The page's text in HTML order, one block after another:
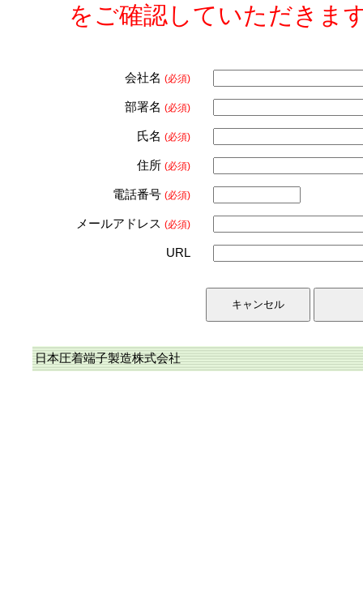
をご確認していただきま
会社名 (必須)
部署名 (必須)
氏名 (必須)
住所 (必須)
電話番号 (必須)
メールアドレス (必須)
URL
日本圧着端子製造株式会社